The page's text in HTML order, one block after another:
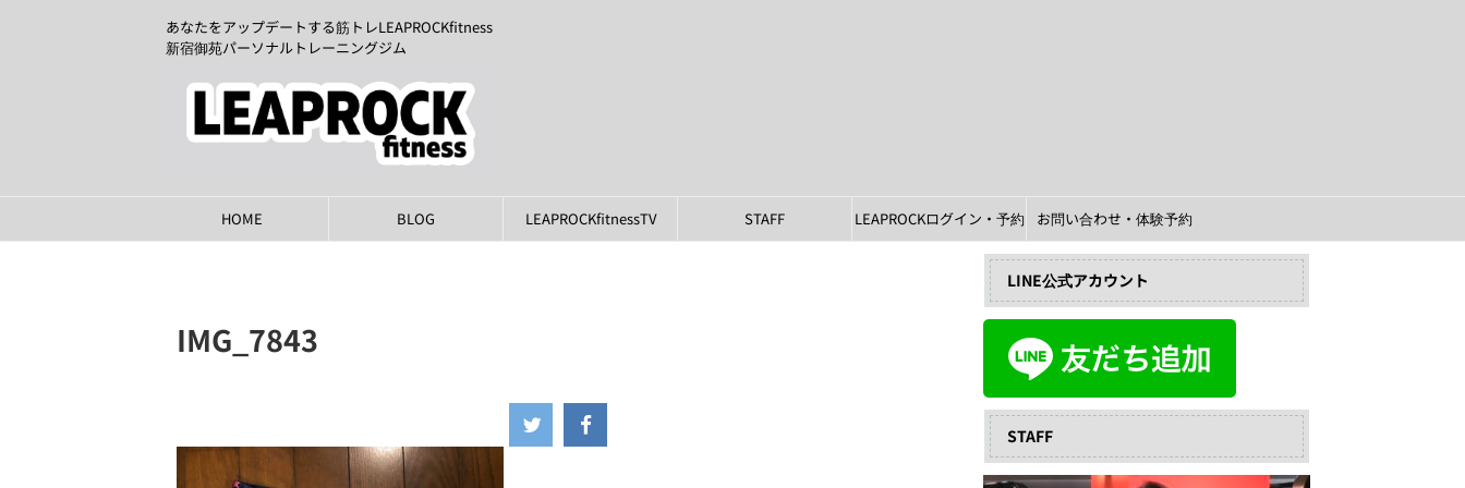
あなたをアップデートする筋トレLEAPROCKfitness
新宿御苑パーソナルトレーニングジム
HOME BLOG LEAPROCKfitnessTV STAFF LEAPROCKログイン・予約 お問い合わせ・体験予約
IMG_7843
LINE公式アカウント
STAFF